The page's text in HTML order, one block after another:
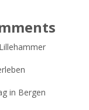
in Bergen